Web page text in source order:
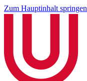
Zum Hauptinhalt springen